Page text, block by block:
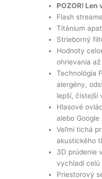
POZOR!
Flash
Titánium
Strieborný
Hodnoty
ohrievania
Technológia
alergény,
lepší, čistejší
Hlasové
alebo Google
Veľmi tichá
akustického
3D prúdenie
vychladí celú
Priestorový